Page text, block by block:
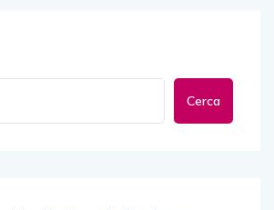
Cerca